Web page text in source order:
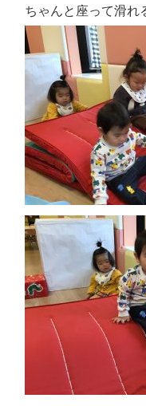
ちゃんと座って滑れ